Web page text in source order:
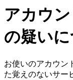
アカウ
の疑い
お使いのアカウン
た覚えのないサー